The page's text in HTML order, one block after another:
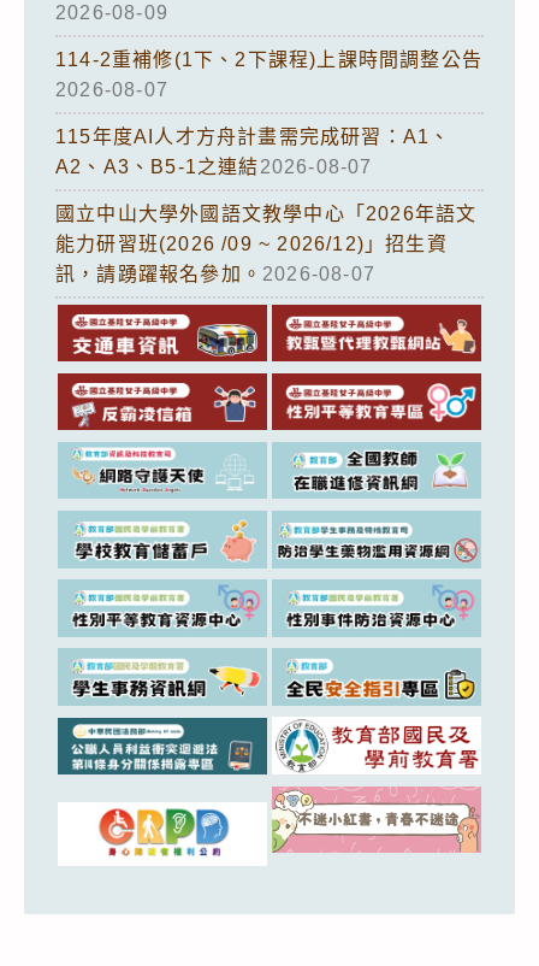
2026-08-09
114-2重補修(1下、2下課程)上課時間調整公告
2026-08-07
115年度AI人才方舟計畫需完成研習：A1、
A2、A3、B5-1之連結2026-08-07
國立中山大學外國語文教學中心「2026年語文
能力研習班(2026 /09 ~ 2026/12)」招生資
訊，請踴躍報名參加。 2026-08-07